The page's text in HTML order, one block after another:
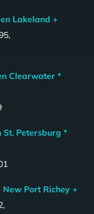
Lakeland +
Clearwater *
St. Petersburg *
Port Richey +